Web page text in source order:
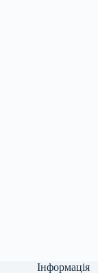
Інформація